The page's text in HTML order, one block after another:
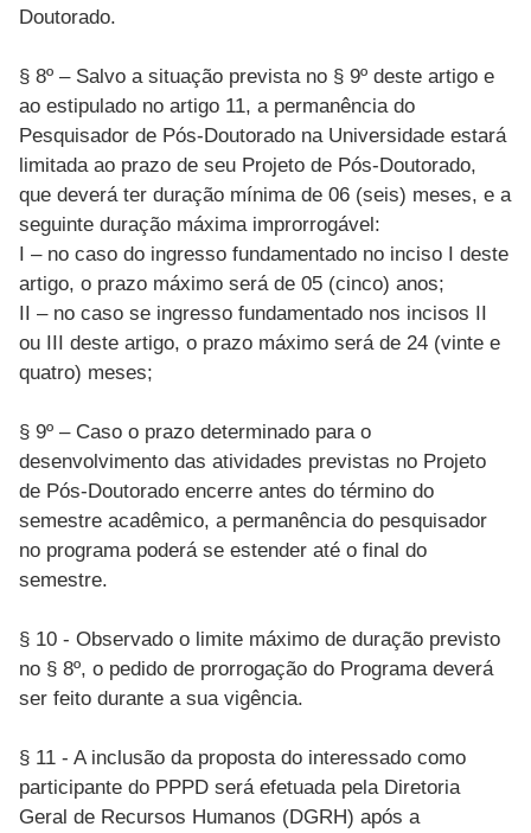
Doutorado.
§ 8º – Salvo a situação prevista no § 9º deste artigo e
ao estipulado no artigo 11, a permanência do
Pesquisador de Pós-Doutorado na Universidade estará
limitada ao prazo de seu Projeto de Pós-Doutorado,
que deverá ter duração mínima de 06 (seis) meses, e a
seguinte duração máxima improrrogável:
I – no caso do ingresso fundamentado no inciso I deste
artigo, o prazo máximo será de 05 (cinco) anos;
II – no caso se ingresso fundamentado nos incisos II
ou III deste artigo, o prazo máximo será de 24 (vinte e
quatro) meses;
§ 9º – Caso o prazo determinado para o
desenvolvimento das atividades previstas no Projeto
de Pós-Doutorado encerre antes do término do
semestre acadêmico, a permanência do pesquisador
no programa poderá se estender até o final do
semestre.
§ 10 - Observado o limite máximo de duração previsto
no § 8º, o pedido de prorrogação do Programa deverá
ser feito durante a sua vigência.
§ 11 - A inclusão da proposta do interessado como
participante do PPPD será efetuada pela Diretoria
Geral de Recursos Humanos (DGRH) após a